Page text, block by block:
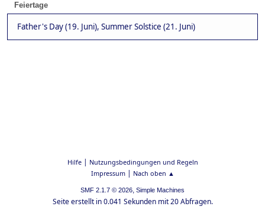
Feiertage
Father's Day (19. Juni), Summer Solstice (21. Juni)
Hilfe| Nutzungsbedingungen und Regeln
Impressum| Nach oben ▲
SMF 2.1.7 © 2026, Simple Machines
Seite erstellt in 0.041 Sekunden mit 20 Abfragen.